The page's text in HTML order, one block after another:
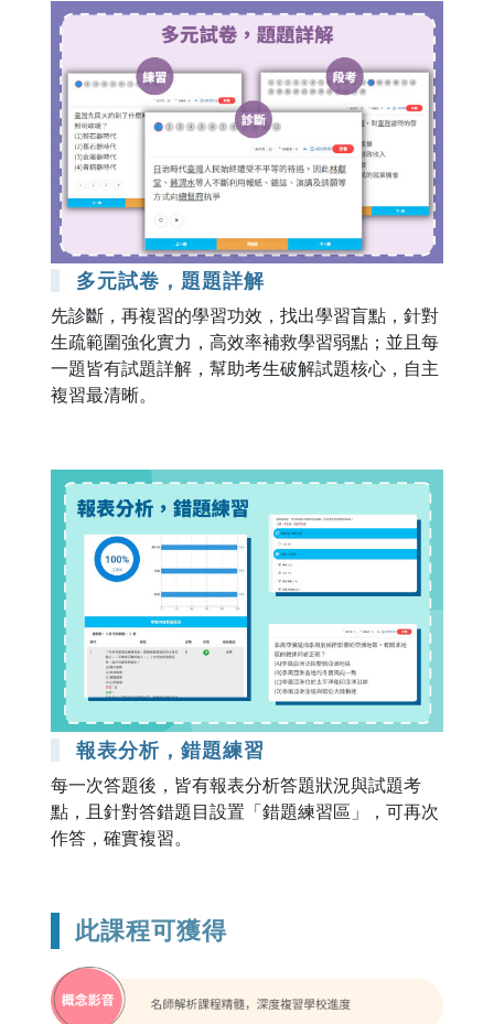
多元試卷，題題詳解
先診斷，再複習的學習功效，找出學習盲點，針對
生疏範圍強化實力，高效率補救學習弱點；並且每
一題皆有試題詳解，幫助考生破解試題核心，自主
複習最清晰。
報表分析，錯題練習
每一次答題後，皆有報表分析答題狀況與試題考
點，且針對答錯題目設置「錯題練習區」，可再次
作答，確實複習。
此課程可獲得